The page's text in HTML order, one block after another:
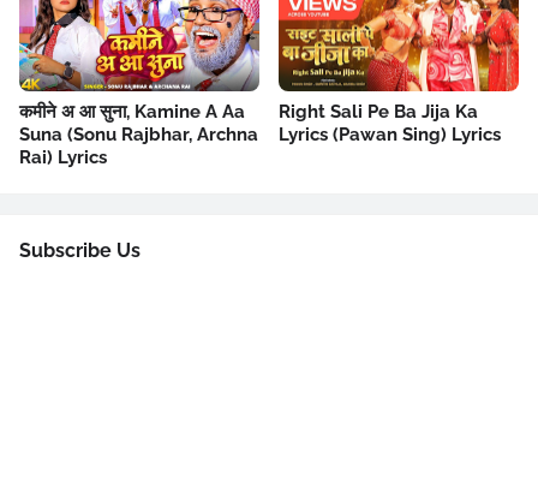
कमीने अ आ सुना, Kamine A Aa
Suna (Sonu Rajbhar, Archna
Rai) Lyrics
Right Sali Pe Ba Jija Ka
Lyrics (Pawan Sing) Lyrics
Subscribe Us